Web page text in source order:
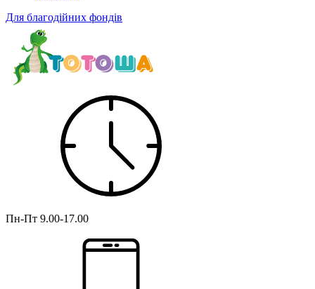
Для благодійних фондів
Пн-Пт 9.00-17.00